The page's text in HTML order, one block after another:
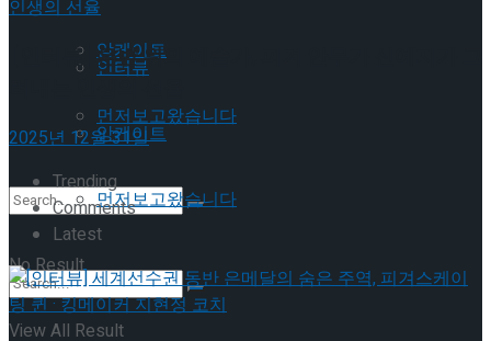
앙케이트
먼저보고왔습니다
No Result
View All Result
인터뷰
앙케이트
먼저보고왔습니다
[인터뷰] 은반 위의 예술가, 피겨 안무가 신예지가 그
2025년 12월 31일
Trending
Comments
Latest